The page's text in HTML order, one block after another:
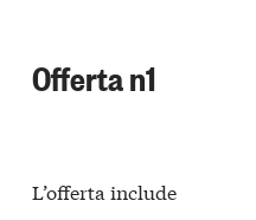
Offerta n1
L’offerta include